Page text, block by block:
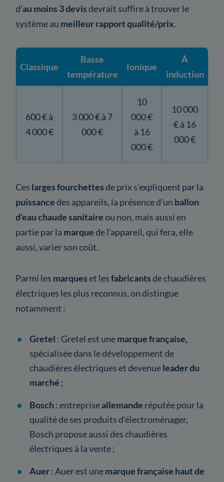
d’au moins 3 devisdevrait suffire à trouver le
système au meilleur rapport qualité/prix.
Classique
Basse
température
Ionique
À
induction
600 € à
4 000 €
3 000 € à 7
000 €
10
000 €
à 16
000 €
10 000
€ à 16
000 €
Ces larges fourchettesde prix s’expliquent par la
puissancedes appareils, la présence d’un ballon
d’eau chaudesanitaireou non, mais aussi en
partie par la marquede l’appareil, qui fera, elle
aussi, varier son coût.
Parmi les marqueset lesfabricantsde chaudières
électriques les plus reconnus, on distingue
notamment :
Gretel : Gretel est unemarque française,
spécialisée dans le développement de
chaudières électriques et devenueleader du
marché ;
Bosch: entrepriseallemande réputée pour la
qualité de ses produits d’électroménager,
Bosch propose aussi des chaudières
électriques à la vente ;
Auer: Auer est unemarque française haut de